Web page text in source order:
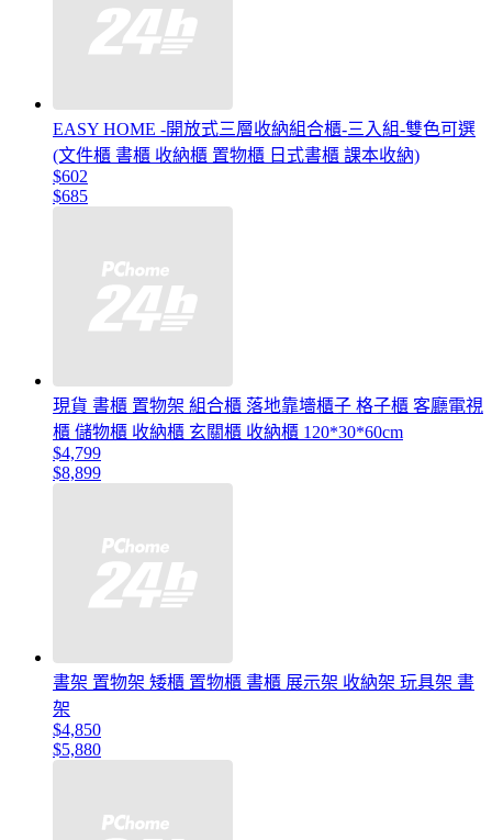
EASY HOME -開放式三層收納組合櫃-三入組-雙色可選
(文件櫃 書櫃 收納櫃 置物櫃 日式書櫃 課本收納)
$602
$685
現貨 書櫃 置物架 組合櫃 落地靠墻櫃子 格子櫃 客廳電視
櫃 儲物櫃 收納櫃 玄關櫃 收納櫃 120*30*60cm
$4,799
$8,899
書架 置物架 矮櫃 置物櫃 書櫃 展示架 收納架 玩具架 書
架
$4,850
$5,880